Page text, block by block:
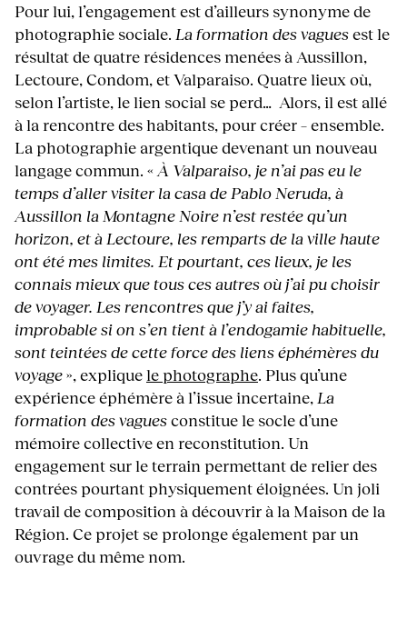
Pour lui, l’engagement est d’ailleurs synonyme de
photographie sociale. La formation des vaguesest le
résultat de quatre résidences menées à Aussillon,
Lectoure, Condom, et Valparaiso. Quatre lieux où,
selon l’artiste, le lien social se perd… Alors, il est allé
à la rencontre des habitants, pour créer – ensemble.
La photographie argentique devenant un nouveau
langage commun. « À Valparaiso, je n’ai pas eu le
temps d’aller visiter la casa de Pablo Neruda, à
Aussillon la Montagne Noire n’est restée qu’un
horizon, et à Lectoure, les remparts de la ville haute
ont été mes limites. Et pourtant, ces lieux, je les
connais mieux que tous ces autres où j’ai pu choisir
de voyager. Les rencontres que j’y ai faites,
improbable si on s’en tient à l’endogamie habituelle,
sont teintées de cette force des liens éphémères du
voyage», expliquele photographe. Plus qu’une
expérience éphémère à l’issue incertaine, La
formation des vaguesconstitue le socle d’une
mémoire collective en reconstitution. Un
engagement sur le terrain permettant de relier des
contrées pourtant physiquement éloignées. Un joli
travail de composition à découvrir à la Maison de la
Région. Ce projet se prolonge également par un
ouvrage du même nom.